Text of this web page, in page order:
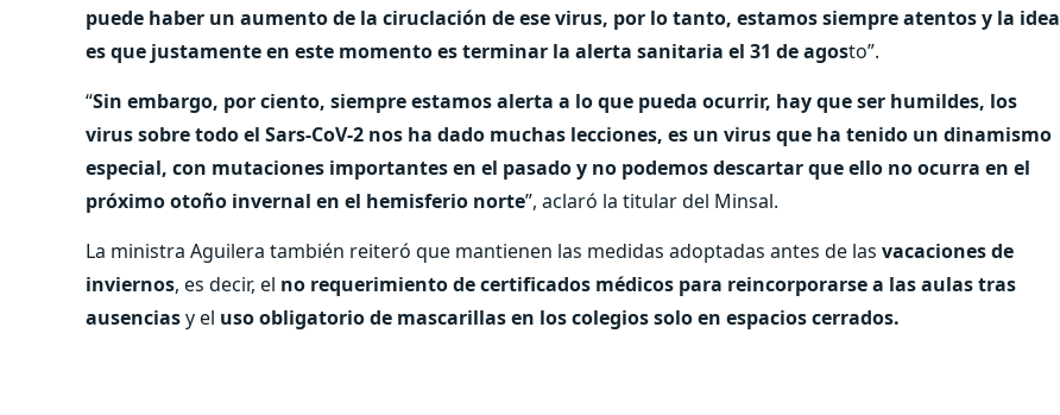
puede haber un aumento de la ciruclación de ese virus, por lo tanto, estamos siempre atentos y la idea
es que justamente en este momento es terminar la alerta sanitaria el 31 de agosto”.
“Sin embargo, por ciento, siempre estamos alerta a lo que pueda ocurrir, hay que ser humildes, los
virus sobre todo el Sars-CoV-2 nos ha dado muchas lecciones, es un virus que ha tenido un dinamismo
especial, con mutaciones importantes en el pasado y no podemos descartar que ello no ocurra en el
próximo otoño invernal en el hemisferio norte”, aclaró la titular del Minsal.
La ministra Aguilera también reiteró que mantienen las medidas adoptadas antes de las vacaciones de
inviernos, es decir, el no requerimiento de certificados médicos para reincorporarse a las aulas tras
ausenciasy el uso obligatorio de mascarillas en los colegios solo en espacios cerrados.